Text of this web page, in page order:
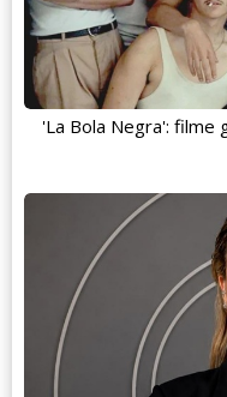
'La Bola Negra': filme